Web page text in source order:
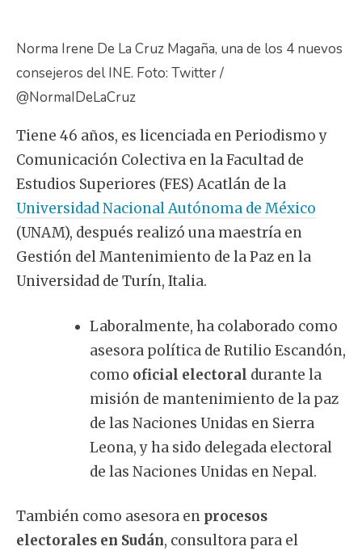
Norma Irene De La Cruz Magaña, una de los 4 nuevos
consejeros del INE. Foto: Twitter /
@NormaIDeLaCruz
Tiene 46 años, es licenciada en Periodismo y
Comunicación Colectiva en la Facultad de
Estudios Superiores (FES) Acatlán de la
Universidad Nacional Autónoma de México
(UNAM), después realizó una maestría en
Gestión del Mantenimiento de la Paz en la
Universidad de Turín, Italia.
Laboralmente, ha colaborado como
asesora política de Rutilio Escandón,
como oficial electoral durante la
misión de mantenimiento de la paz
de las Naciones Unidas en Sierra
Leona, y ha sido delegada electoral
de las Naciones Unidas en Nepal.
También como asesora en procesos
electorales en Sudán, consultora para el